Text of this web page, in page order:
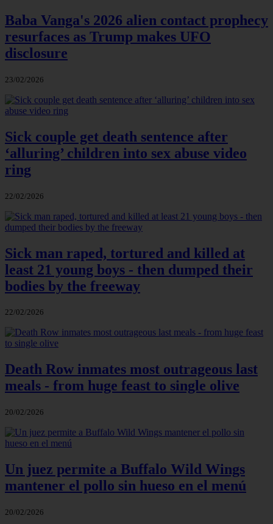
Baba Vanga's 2026 alien contact prophecy
resurfaces as Trump makes UFO
disclosure
23/02/2026
Sick couple get death sentence after
‘alluring’ children into sex abuse video
ring
22/02/2026
Sick man raped, tortured and killed at
least 21 young boys - then dumped their
bodies by the freeway
22/02/2026
Death Row inmates most outrageous last
meals - from huge feast to single olive
20/02/2026
Un juez permite a Buffalo Wild Wings
mantener el pollo sin hueso en el menú
20/02/2026